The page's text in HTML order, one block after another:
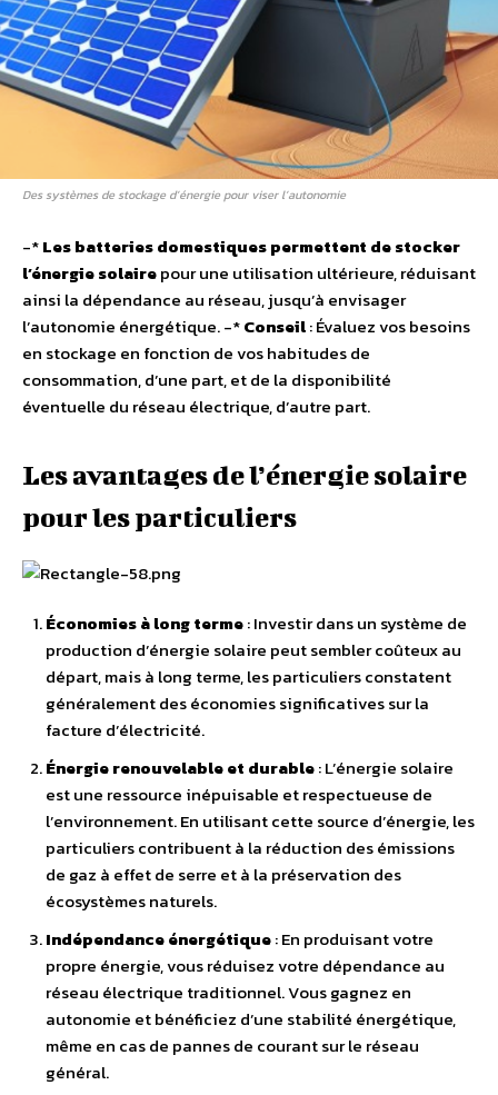
Des systèmes de stockage d’énergie pour viser l’autonomie
-*Les batteries domestiques permettent de stocker
l’énergie solairepour une utilisation ultérieure, réduisant
ainsi la dépendance au réseau, jusqu’à envisager
l’autonomie énergétique. -*Conseil: Évaluez vos besoins
en stockage en fonction de vos habitudes de
consommation, d’une part, et de la disponibilité
éventuelle du réseau électrique, d’autre part.
Les avantages de l’énergie solaire
pour les particuliers
Économies à long terme: Investir dans un système de
production d’énergie solaire peut sembler coûteux au
départ, mais à long terme, les particuliers constatent
généralement des économies significatives sur la
facture d’électricité.
Énergie renouvelable et durable: L’énergie solaire
est une ressource inépuisable et respectueuse de
l’environnement. En utilisant cette source d’énergie, les
particuliers contribuent à la réduction des émissions
de gaz à effet de serre et à la préservation des
écosystèmes naturels.
Indépendance énergétique: En produisant votre
propre énergie, vous réduisez votre dépendance au
réseau électrique traditionnel. Vous gagnez en
autonomie et bénéficiez d’une stabilité énergétique,
même en cas de pannes de courant sur le réseau
général.